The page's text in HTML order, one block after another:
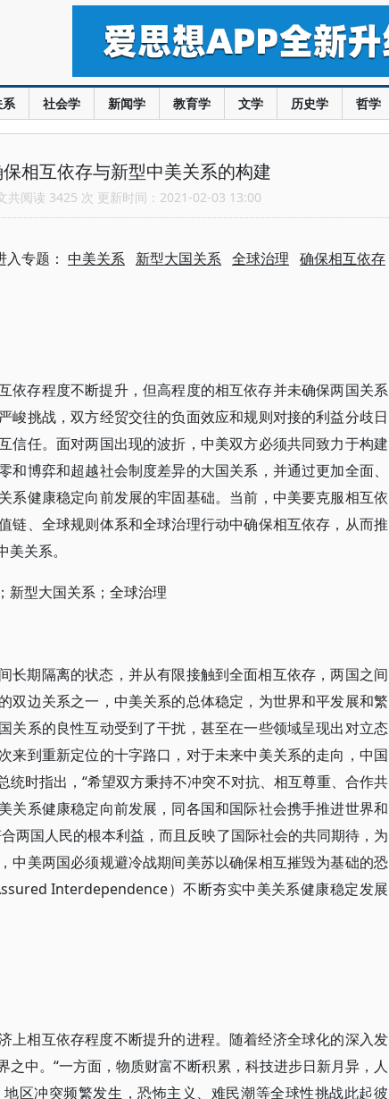
系 社会学 新闻学 教育学 文学 历史学 哲学
相互依存与新型中美关系的构建
共阅读 3425 次 更新时间：2021-02-03 13:00
入专题： 中美关系 新型大国关系 全球治理 确保相互依存
依存程度不断提升，但高程度的相互依存并未确保两国关系
峻挑战，双方经贸交往的负面效应和规则对接的利益分歧日
信任。面对两国出现的波折，中美双方必须共同致力于构建
博弈和超越社会制度差异的大国关系，并通过更加全面、
系健康稳定向前发展的牢固基础。当前，中美要克服相互依
链、全球规则体系和全球治理行动中确保相互依存，从而推
关系。
新型大国关系；全球治理
长期隔离的状态，并从有限接触到全面相互依存，两国之间
双边关系之一，中美关系的总体稳定，为世界和平发展和繁
关系的良性互动受到了干扰，甚至在一些领域呈现出对立态
来到重新定位的十字路口，对于未来中美关系的走向，中国
统时指出，“希望双方秉持不冲突不对抗、相互尊重、合作共
关系健康稳定向前发展，同各国和国际社会携手推进世界和
两国人民的根本利益，而且反映了国际社会的共同期待，为
中美两国必须规避冷战期间美苏以确保相互摧毁为基础的恐
Interdependence）不断夯实中美关系健康稳定发展
上相互依存程度不断提升的进程。随着经济全球化的深入发
中。“一方面，物质财富不断积累，科技进步日新月异，人
区冲突频繁发生，恐怖主义、难民潮等全球性挑战此起彼